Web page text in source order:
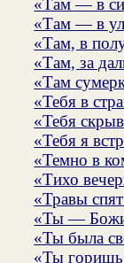
«Там — в
«Там — в
«Там, в
«Там, за
«Там
«Тебя в
«Тебя
«Тебя я
«Темно в
«Тихо
«Травы
«Ты —
«Ты была
«Ты